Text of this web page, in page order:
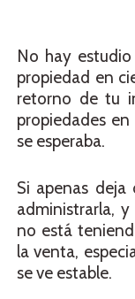
No hay
propiedad en
retorno de tu
propiedades
se esperaba.
Si apenas
administrarla,
no está
la venta,
se ve estable.